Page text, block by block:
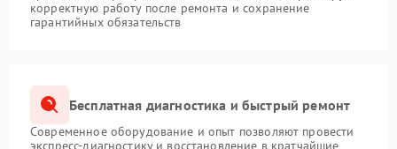
корректную работу после ремонта и сохранение
гарантийных обязательств
Бесплатная диагностика и быстрый ремонт
Современное оборудование и опыт позволяют провести
экспресс-диагностику и восстановление в кратчайшие